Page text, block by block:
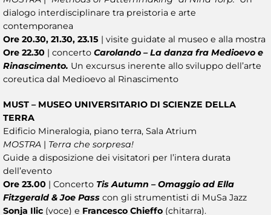
dialogo interdisciplinare tra preistoria e arte
contemporanea
Ore 20.30, 21.30, 23.15 | visite guidate al museo e alla mostra
Ore 22.30 | concerto Carolando – La danza fra Medioevo e
Rinascimento. Un excursus inerente allo sviluppo dell’arte
coreutica dal Medioevo al Rinascimento
MUST – MUSEO UNIVERSITARIO DI SCIENZE DELLA
TERRA
Edificio Mineralogia, piano terra, Sala Atrium
MOSTRA | Terra che sorpresa!
Guide a disposizione dei visitatori per l’intera durata
dell’evento
Ore 23.00 | Concerto Tis Autumn – Omaggio ad Ella
Fitzgerald & Joe Pass con gli strumentisti di MuSa Jazz
Sonja Ilic (voce) e Francesco Chieffo (chitarra).